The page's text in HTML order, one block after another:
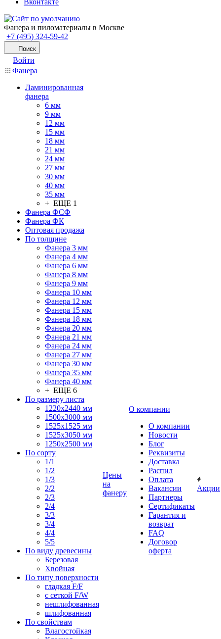
Вконтакте
Фанера и пиломатериалы в Москве
+7 (495) 324-59-42
Поиск
Войти
Фанера
Ламинированная
фанера
6 мм
9 мм
12 мм
15 мм
18 мм
21 мм
24 мм
27 мм
30 мм
40 мм
35 мм
+ ЕЩЕ 1
Фанера ФСФ
Фанера ФК
Оптовая продажа
По толщине
Фанера 3 мм
Фанера 4 мм
Фанера 6 мм
Фанера 8 мм
Фанера 9 мм
Фанера 10 мм
Фанера 12 мм
Фанера 15 мм
Фанера 18 мм
Фанера 20 мм
Фанера 21 мм
Фанера 24 мм
Фанера 27 мм
Фанера 30 мм
Фанера 35 мм
Фанера 40 мм
+ ЕЩЕ 6
По размеру листа
1220х2440 мм
1500х3000 мм
1525x1525 мм
1525х3050 мм
1250х2500 мм
По сорту
1/1
1/2
1/3
2/2
2/3
2/4
3/3
3/4
4/4
5/5
По виду древесины
Березовая
Хвойная
По типу поверхности
гладкая F/F
с сеткой F/W
нешлифованная
шлифованная
По свойствам
Влагостойкая
Цены
на
фанеру
О компании
О компании
Новости
Блог
Реквизиты
Доставка
Распил
Оплата
Вакансии
Партнеры
Сертификаты
Гарантия и
возврат
FAQ
Договор
оферта
Акции